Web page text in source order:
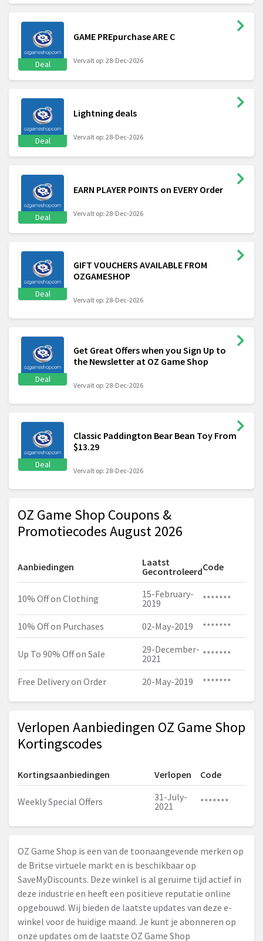
Deal
GAME PREpurchase ARE C
Vervalt op: 28-Dec-2026
Deal
Lightning deals
Vervalt op: 28-Dec-2026
Deal
EARN PLAYER POINTS on EVERY Order
Vervalt op: 28-Dec-2026
Deal
GIFT VOUCHERS AVAILABLE FROM
OZGAMESHOP
Vervalt op: 28-Dec-2026
Deal
Get Great Offers when you Sign Up to
the Newsletter at OZ Game Shop
Vervalt op: 28-Dec-2026
Deal
Classic Paddington Bear Bean Toy From
$13.29
Vervalt op: 28-Dec-2026
OZ Game Shop Coupons &
Promotiecodes August 2026
Aanbiedingen
Laatst
GecontroleerdCode
10% Off on Clothing
15-February-
2019
*******
10% Off on Purchases 02-May-2019 *******
Up To 90% Off on Sale
29-December-
2021
*******
Free Delivery on Order 20-May-2019 *******
Verlopen Aanbiedingen OZ Game Shop
Kortingscodes
Kortingsaanbiedingen Verlopen Code
Weekly Special Offers
31-July-
2021
*******
OZ Game Shop is een van de toonaangevende merken op
de Britse virtuele markt en is beschikbaar op
SaveMyDiscounts. Deze winkel is al geruime tijd actief in
deze industrie en heeft een positieve reputatie online
opgebouwd. Wij bieden de laatste updates van deze e-
winkel voor de huidige maand. Je kunt je abonneren op
onze updates om de laatste OZ Game Shop